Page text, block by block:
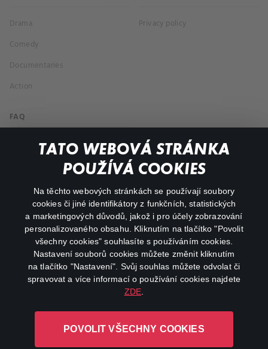
TATO WEBOVÁ STRÁNKA
POUŽÍVÁ COOKIES
Na těchto webových stránkách se používají soubory
cookies či jiné identifikátory z funkčních, statistických
a marketingových důvodů, jakož i pro účely zobrazování
personalizovaného obsahu. Kliknutím na tlačítko "Povolit
všechny cookies" souhlasíte s používáním cookies.
Nastavení souborů cookies můžete změnit kliknutím
na tlačítko "Nastavení". Svůj souhlas můžete odvolat či
spravovat a více informací o používání cookies najdete
ZDE
POVOLIT VŠECHNY COOKIES
Drama
Comedy
Documentaries
Action
Privacy policy
FAQ
My profile
facebookinstagram
youtube
L-1246 Luxembourg R.C.S.